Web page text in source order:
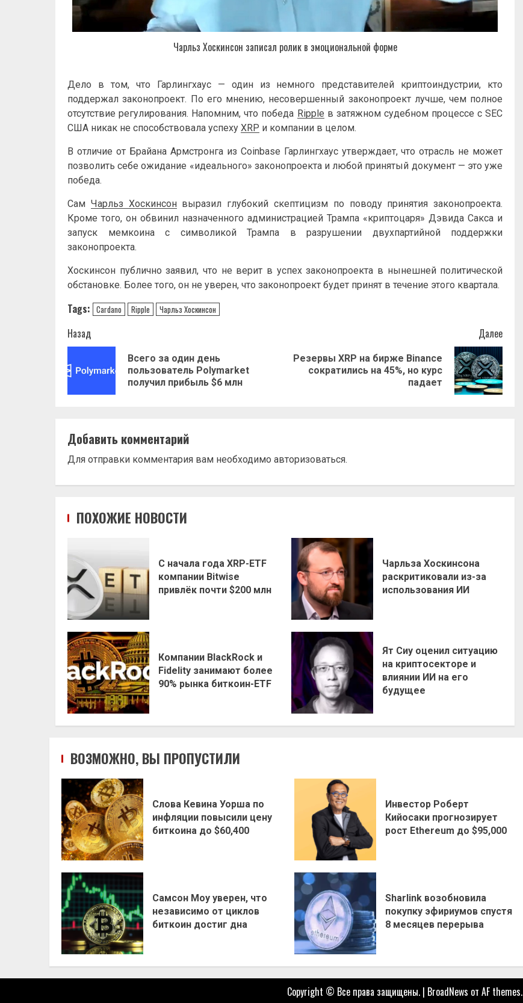
Чарльз Хоскинсон записал ролик в эмоциональной форме
Дело в том, что Гарлингхаус — один из немного представителей криптоиндустрии, кто
поддержал законопроект. По его мнению, несовершенный законопроект лучше, чем полное
отсутствие регулирования. Напомним, что победа Ripple в затяжном судебном процессе с SEC
США никак не способствовала успеху XRP и компании в целом.
В отличие от Брайана Армстронга из Coinbase Гарлингхаус утверждает, что отрасль не может
позволить себе ожидание «идеального» законопроекта и любой принятый документ — это уже
победа.
Сам Чарльз Хоскинсонвыразил глубокий скептицизм по поводу принятия законопроекта.
Кроме того, он обвинил назначенного администрацией Трампа «криптоцаря» Дэвида Сакса и
запуск мемкоина с символикой Трампа в разрушении двухпартийной поддержки
законопроекта.
Хоскинсон публично заявил, что не верит в успех законопроекта в нынешней политической
обстановке. Более того, он не уверен, что законопроект будет принят в течение этого квартала.
Tags: Cardano Ripple Чарльз Хоскинсон
Навигация
записи
Назад
Предыдущая
Всего за один день
пользователь Polymarket
получил прибыль $6 млн
Далее
Следующая
Резервы XRP на бирже Binance
сократились на 45%, но курс
падает
Добавить комментарий
Для отправки комментария вам необходимо авторизоваться.
ПОХОЖИЕ НОВОСТИ
С начала года XRP-ETF
компании Bitwise
привлёк почти $200 млн
Чарльза Хоскинсона
раскритиковали из-за
использования ИИ
Компании BlackRock и
Fidelity занимают более
90% рынка биткоин-ETF
Ят Сиу оценил ситуацию
на криптосекторе и
влиянии ИИ на его
будущее
ВОЗМОЖНО, ВЫ ПРОПУСТИЛИ
Слова Кевина Уорша по
инфляции повысили цену
биткоина до $60,400
Инвестор Роберт
Кийосаки прогнозирует
рост Ethereum до $95,000
Самсон Моу уверен, что
независимо от циклов
биткоин достиг дна
Sharlink возобновила
покупку эфириумов спустя
8 месяцев перерыва
Copyright © Все права защищены. | BroadNews от AF themes.